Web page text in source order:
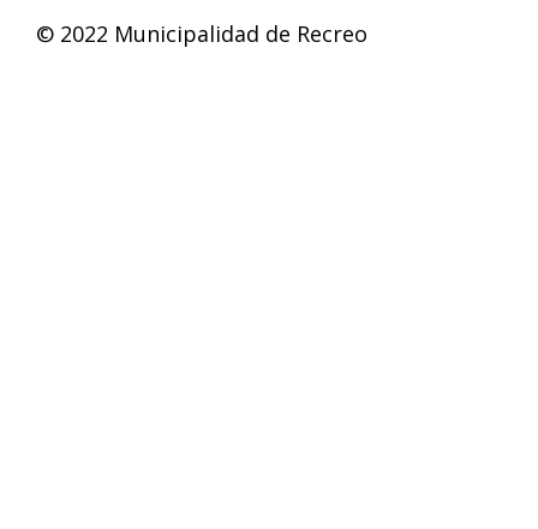
© 2022 Municipalidad de Recreo